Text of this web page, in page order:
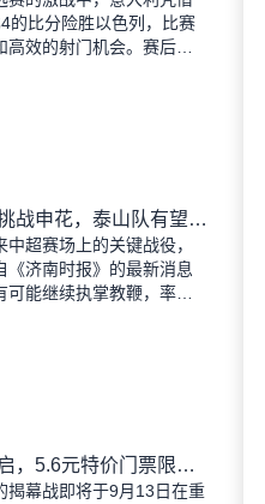
的比分险胜以色列，比赛
效的射门机会。赛后技
韩鹏或带队上海客场挑战申花，泰山队有望打破近期交锋劣势
超赛场上的关键战役，
《济南时报》的最新消息
能继续执掌教鞭，率队
渝超联赛首战即将开启，5.6元特价门票限时抢购，纪念礼品同步赠送
揭幕战即将于9月13日在重